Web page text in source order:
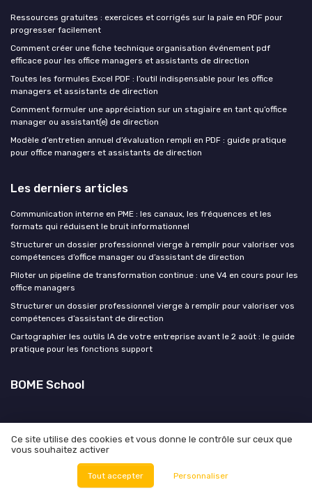
Ressources gratuites : exercices et corrigés sur la paie en PDF pour
progresser facilement
Comment créer une fiche technique organisation événement pdf
efficace pour les office managers et assistants de direction
Toutes les formules Excel PDF : l’outil indispensable pour les office
managers et assistants de direction
Comment formuler une appréciation sur un stagiaire en tant qu’office
manager ou assistant(e) de direction
Modèle d’entretien annuel d’évaluation rempli en PDF : guide pratique
pour office managers et assistants de direction
Les derniers articles
Communication interne en PME : les canaux, les fréquences et les
formats qui réduisent le bruit informationnel
Structurer un dossier professionnel vierge à remplir pour valoriser vos
compétences d’office manager ou d’assistant de direction
Piloter un pipeline de transformation continue : une V4 en cours pour les
office managers
Structurer un dossier professionnel vierge à remplir pour valoriser vos
compétences d’assistant de direction
Cartographier les outils IA de votre entreprise avant le 2 août : le guide
pratique pour les fonctions support
BOME School
Mentions légales
© BOME School 2026
Ce site utilise des cookies et vous donne le contrôle sur ceux que
vous souhaitez activer
Tout accepter Personnaliser